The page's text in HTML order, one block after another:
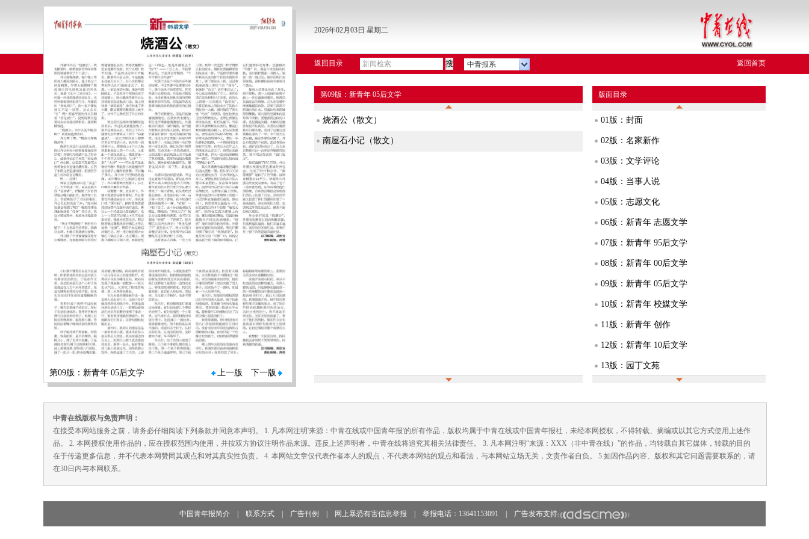
第09版：新青年 05后文学 上一版 下一版
2026年02月03日 星期二
返回目录 中青报系 返回首页
第09版：新青年 05后文学
烧酒公（散文）
南屋石小记（散文）
版面目录
01版：封面
02版：名家新作
03版：文学评论
04版：当事人说
05版：志愿文化
06版：新青年 志愿文学
07版：新青年 95后文学
08版：新青年 00后文学
09版：新青年 05后文学
10版：新青年 校媒文学
11版：新青年 创作
12版：新青年 10后文学
13版：园丁文苑
16版：AI共创
中青在线版权与免责声明：
在接受本网站服务之前，请务必仔细阅读下列条款并同意本声明。 1. 凡本网注明'来源：中青在线或中国青年报'的所有作品，版权均属于中青在线或中国青年报社，未经本网授权，不得转载、摘编或以其它方式使用上述作
品。 2. 本网授权使用作品的，应在授权范围内使用，并按双方协议注明作品来源。违反上述声明者，中青在线将追究其相关法律责任。 3. 凡本网注明“来源：XXX（非中青在线）”的作品，均转载自其它媒体，转载的目的
在于传递更多信息，并不代表本网赞同其观点和对其真实性负责。 4. 本网站文章仅代表作者本人的观点，不代表本网站的观点和看法，与本网站立场无关，文责作者自负。 5.如因作品内容、版权和其它问题需要联系的，请
在30日内与本网联系。
中国青年报简介 联系方式 广告刊例 网上暴恐有害信息举报 举报电话：13641153091 广告发布支持